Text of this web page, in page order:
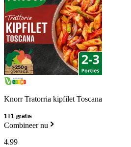
Knorr Tratorria kipfilet Toscana
1+1 gratis
Combineer nu
4.99